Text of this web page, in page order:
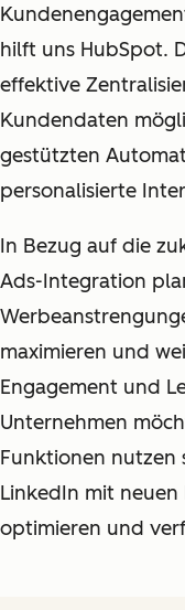
hilft uns HubSpot.
effektive
Kundendaten
gestützten
personalisierte
In Bezug auf die
Ads-Integration
maximieren und
Engagement und
Unternehmen
Funktionen nutzen
LinkedIn mit
optimieren und